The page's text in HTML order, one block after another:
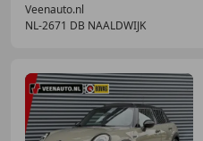
Veenauto.nl
NL-2671 DB NAALDWIJK